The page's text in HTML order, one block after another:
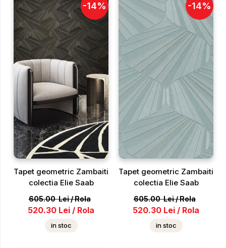
-14%
Tapet geometric Zambaiti
colectia Elie Saab
605.00 Lei/Rola
520.30 Lei / Rola
in stoc
-14%
Tapet geometric Zambaiti
colectia Elie Saab
605.00 Lei/Rola
520.30 Lei / Rola
in stoc